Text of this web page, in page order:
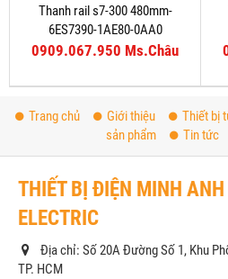
Thanh rail s7-300 480mm-
6ES7390-1AE80-0AA0
0909.067.950 Ms.Châu
Trang chủ Giới thiệu Thiết bị
sản phẩm
Tin tức
THIẾT BỊ ĐIỆN MINH
ELECTRIC
Địa chỉ: Số 20A Đường Số 1, Khu
TP. HCM